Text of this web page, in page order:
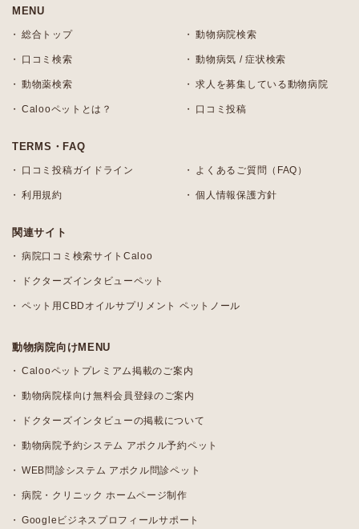
MENU
総合トップ 動物病院検索
口コミ検索 動物病気 / 症状検索
動物薬検索 求人を募集している動物病院
Calooペットとは？ 口コミ投稿
TERMS・FAQ
口コミ投稿ガイドライン よくあるご質問（FAQ）
利用規約 個人情報保護方針
関連サイト
病院口コミ検索サイトCaloo
ドクターズインタビューペット
ペット用CBDオイルサプリメント ペットノール
動物病院向けMENU
Calooペットプレミアム掲載のご案内
動物病院様向け無料会員登録のご案内
ドクターズインタビューの掲載について
動物病院予約システム アポクル予約ペット
WEB問診システム アポクル問診ペット
病院・クリニック ホームページ制作
Googleビジネスプロフィールサポート